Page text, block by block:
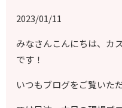
2023/01/11
みなさんこんにちは、カ
です！
いつもブログをご覧いた